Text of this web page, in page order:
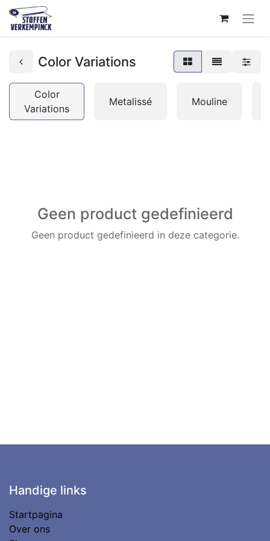
Color Variations
Color
Variations
Metalissé Mouline
Geen product gedefinieerd
Geen product gedefinieerd in deze categorie.
Handige links
Startpagina
Over ons